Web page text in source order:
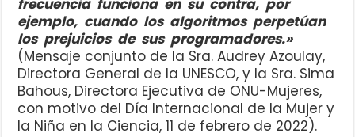
frecuencia funciona en su contra, por
ejemplo, cuando los algoritmos perpetúan
los prejuicios de sus programadores.»
(Mensaje conjunto de la Sra. Audrey Azoulay,
Directora General de la UNESCO, y la Sra. Sima
Bahous, Directora Ejecutiva de ONU-Mujeres,
con motivo del Día Internacional de la Mujer y
la Niña en la Ciencia, 11 de febrero de 2022).